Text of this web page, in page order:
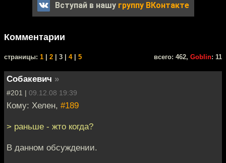
Вступай в нашу группу ВКонтакте
Комментарии
cтраницы: 1 2 | 3 | 4| 5 всего: 462, Goblin: 11
Собакевич »
#201 | 09.12.08 19:39
Кому: Хелен, #189
> раньше - жто когда?
В данном обсуждении.